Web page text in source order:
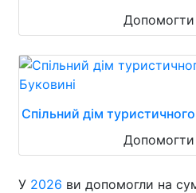
Допомогти
Спільний дім
Допомогти
У 2026 ви допомогли на